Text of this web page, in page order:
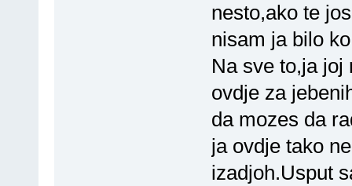
nesto,ako te
nisam ja bilo
Na sve to,ja joj
ovdje za
da mozes da
ja ovdje tako
izadjoh.Usput